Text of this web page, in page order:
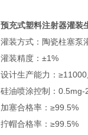
预充式塑料注射器灌装
灌装方式：陶瓷柱塞泵
灌装精度：±1%
设计生产能力：
硅油喷涂控制：
加塞合格率：≥99.5%
拧帽合格率：≥99.5%